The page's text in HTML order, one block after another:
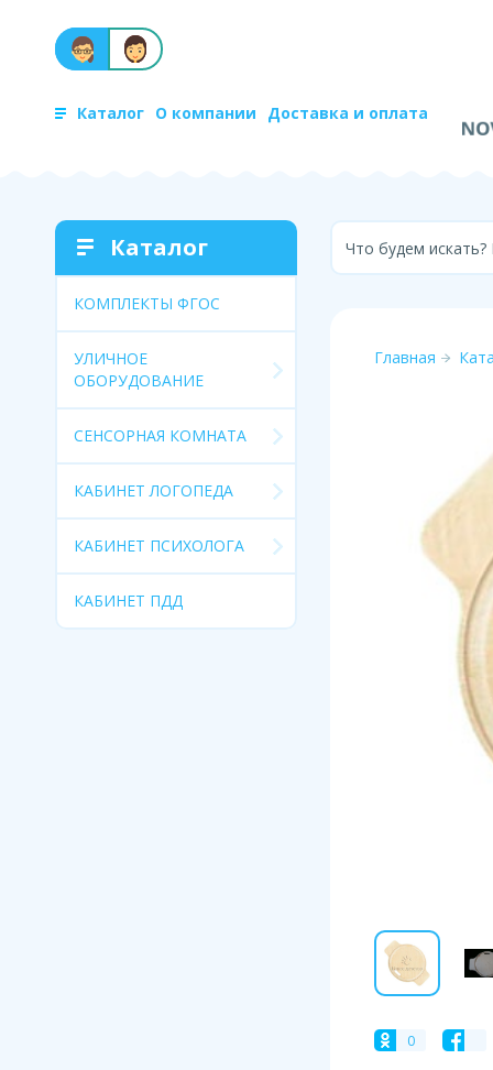
Каталог О компании Доставка и оплата
Каталог
КОМПЛЕКТЫ ФГОС
УЛИЧНОЕ
ОБОРУДОВАНИЕ
СЕНСОРНАЯ КОМНАТА
КАБИНЕТ ЛОГОПЕДА
КАБИНЕТ ПСИХОЛОГА
КАБИНЕТ ПДД
Что будем
Главная
0